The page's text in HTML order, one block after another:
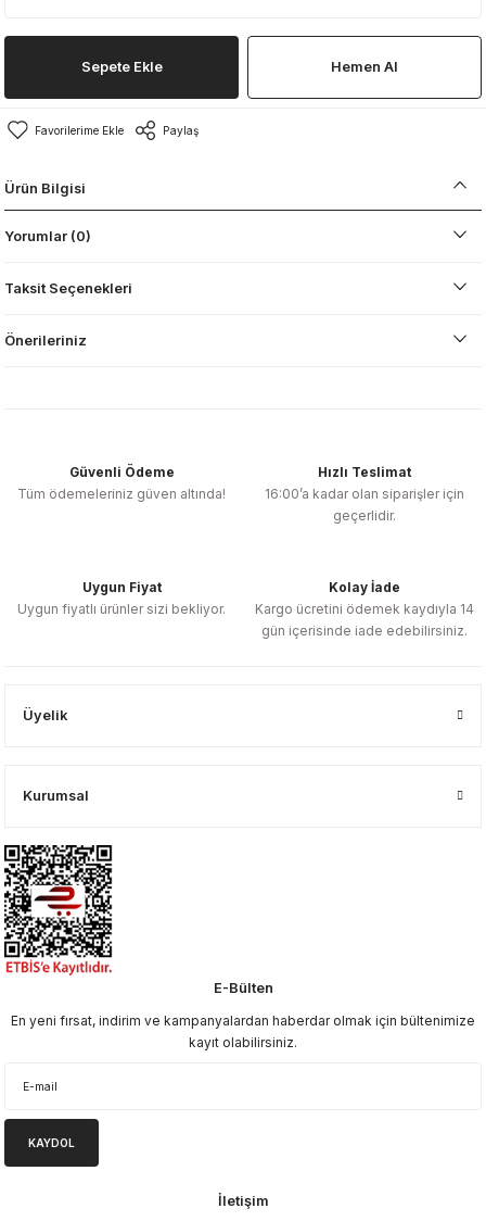
Sepete Ekle Hemen Al
Paylaş
Ürün Bilgisi
Yorumlar (0)
Taksit Seçenekleri
Önerileriniz
Güvenli Ödeme
Tüm ödemeleriniz güven altında!
Hızlı Teslimat
16:00’a kadar olan siparişler için
geçerlidir.
Uygun Fiyat
Uygun fiyatlı ürünler sizi bekliyor.
Kolay İade
Kargo ücretini ödemek kaydıyla 14
gün içerisinde iade edebilirsiniz.
Üyelik
Kurumsal
E-Bülten
En yeni fırsat, indirim ve kampanyalardan haberdar olmak için bültenimize
kayıt olabilirsiniz.
KAYDOL
İletişim